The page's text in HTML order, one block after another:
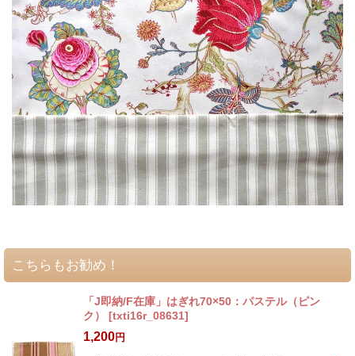
こちらもお勧め！
「J即納/F在庫」はぎれ70×50：パステル（ピン
ク）
[txti16r_08631]
1,200円